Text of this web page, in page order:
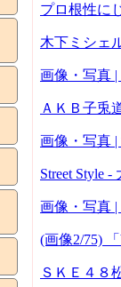
プロ根性に
木下ミシェ
画像・写真 |
ＡＫＢ子兎
画像・写真 |
Street Style
画像・写真 |
(画像2/75)
ＳＫＥ４８